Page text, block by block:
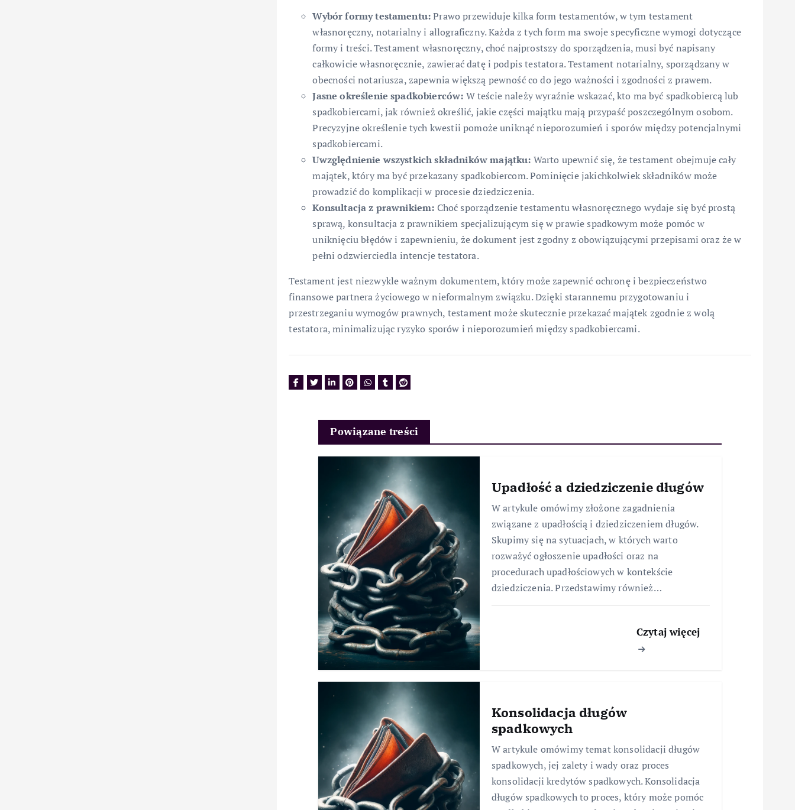
Wybór formy testamentu:Prawo przewiduje kilka form testamentów, w tym testament
własnoręczny, notarialny i allograficzny. Każda z tych form ma swoje specyficzne wymogi dotyczące
formy i treści. Testament własnoręczny, choć najprostszy do sporządzenia, musi być napisany
całkowicie własnoręcznie, zawierać datę i podpis testatora. Testament notarialny, sporządzany w
obecności notariusza, zapewnia większą pewność co do jego ważności i zgodności z prawem.
Jasne określenie spadkobierców: W teście należy wyraźnie wskazać, kto ma być spadkobiercą lub
spadkobiercami, jak również określić, jakie części majątku mają przypaść poszczególnym osobom.
Precyzyjne określenie tych kwestii pomoże uniknąć nieporozumień i sporów między potencjalnymi
spadkobiercami.
Uwzględnienie wszystkich składników majątku: Warto upewnić się, że testament obejmuje cały
majątek, który ma być przekazany spadkobiercom. Pominięcie jakichkolwiek składników może
prowadzić do komplikacji w procesie dziedziczenia.
Konsultacja z prawnikiem: Choć sporządzenie testamentu własnoręcznego wydaje się być prostą
sprawą, konsultacja z prawnikiem specjalizującym się w prawie spadkowym może pomóc w
uniknięciu błędów i zapewnieniu, że dokument jest zgodny z obowiązującymi przepisami oraz że w
pełni odzwierciedla intencje testatora.
Testament jest niezwykle ważnym dokumentem, który może zapewnić ochronę i bezpieczeństwo
finansowe partnera życiowego w nieformalnym związku. Dzięki starannemu przygotowaniu i
przestrzeganiu wymogów prawnych, testament może skutecznie przekazać majątek zgodnie z wolą
testatora, minimalizując ryzyko sporów i nieporozumień między spadkobiercami.
Powiązane treści
Upadłość a dziedziczenie długów
W artykule omówimy złożone zagadnienia
związane z upadłością i dziedziczeniem długów.
Skupimy się na sytuacjach, w których warto
rozważyć ogłoszenie upadłości oraz na
procedurach upadłościowych w kontekście
dziedziczenia. Przedstawimy również…
Czytaj więcej
Konsolidacja długów
spadkowych
W artykule omówimy temat konsolidacji długów
spadkowych, jej zalety i wady oraz proces
konsolidacji kredytów spadkowych. Konsolidacja
długów spadkowych to proces, który może pomóc